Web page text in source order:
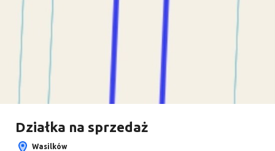
Działka na sprzedaż
Wasilków